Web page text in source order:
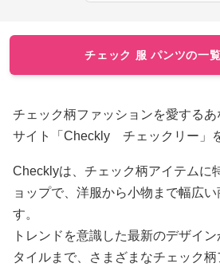
チェック 服 パンツの一
チェック柄ファッションを愛する
サイト「Checkly チェックリー」
Checklyは、チェック柄アイテムに
ョップで、洋服から小物まで幅広
す。
トレンドを意識した最新のデザイ
タイルまで、さまざまなチェック